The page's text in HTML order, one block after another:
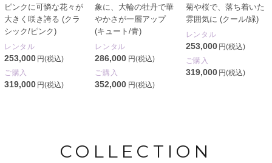
ピンクに可憐な花々が
大きく咲き誇る (クラ
シック/ピンク)
レンタル
253,000 円(税込)
ご購入
319,000 円(税込)
象に、大輪の牡丹で華
やかさが一層アップ
(キュート/青)
レンタル
286,000 円(税込)
ご購入
352,000 円(税込)
菊や桜で、落ち着いた
雰囲気に (クール/緑)
レンタル
253,000 円(税込)
ご購入
319,000 円(税込)
COLLECTION